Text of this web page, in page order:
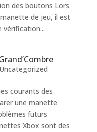
des boutons Lors
de jeu, il est
vérification...
Uncategorized
courants des
une manette
futurs
Xbox sont des